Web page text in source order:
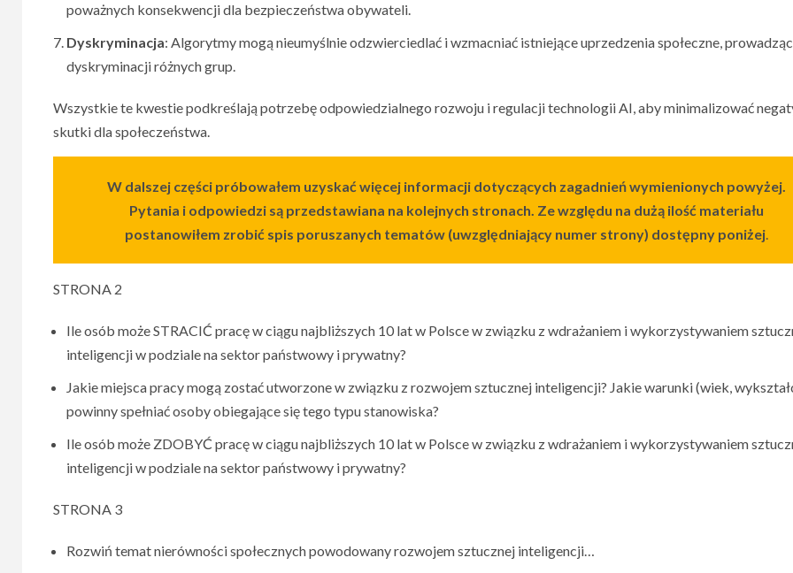
poważnych konsekwencji dla bezpieczeństwa obywateli.
Dyskryminacja: Algorytmy mogą nieumyślnie odzwierciedlać i wzmacniać istniejące uprzedzenia społeczne,
dyskryminacji różnych grup.
Wszystkie te kwestie podkreślają potrzebę odpowiedzialnego rozwoju i regulacji technologii AI, aby minimalizować
skutki dla społeczeństwa.
W dalszej części próbowałem uzyskać więcej informacji dotyczących zagadnień wymienionych powyżej.
Pytania i odpowiedzi są przedstawiana na kolejnych stronach. Ze względu na dużą ilość materiału
postanowiłem zrobić spis poruszanych tematów (uwzględniający numer strony) dostępny poniżej.
STRONA 2
Ile osób może STRACIĆ pracę w ciągu najbliższych 10 lat w Polsce w związku z wdrażaniem i wykorzystywaniem
inteligencji w podziale na sektor państwowy i prywatny?
Jakie miejsca pracy mogą zostać utworzone w związku z rozwojem sztucznej inteligencji? Jakie warunki (wiek,
powinny spełniać osoby obiegające się tego typu stanowiska?
Ile osób może ZDOBYĆ pracę w ciągu najbliższych 10 lat w Polsce w związku z wdrażaniem i wykorzystywaniem
inteligencji w podziale na sektor państwowy i prywatny?
STRONA 3
Rozwiń temat nierówności społecznych powodowany rozwojem sztucznej inteligencji…